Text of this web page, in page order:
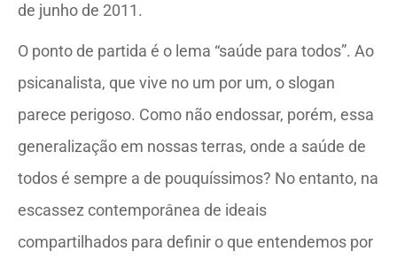
de junho de 2011.
O ponto de partida é o lema “saúde para todos”. Ao
psicanalista, que vive no um por um, o slogan
parece perigoso. Como não endossar, porém, essa
generalização em nossas terras, onde a saúde de
todos é sempre a de pouquíssimos? No entanto, na
escassez contemporânea de ideais
compartilhados para definir o que entendemos por